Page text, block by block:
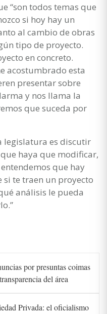
“son todos temas que
si hoy hay un
al cambio de obras
tipo de proyecto.
en concreto.
acostumbrado esta
presentar sobre
y nos llama la
que suceda por
legislatura es discutir
haya que modificar,
que hay
te traen un proyecto
análisis le pueda
por presuntas coimas
del área
Privada: el oficialismo